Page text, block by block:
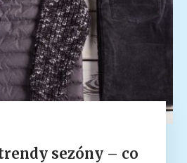
sezóny – co